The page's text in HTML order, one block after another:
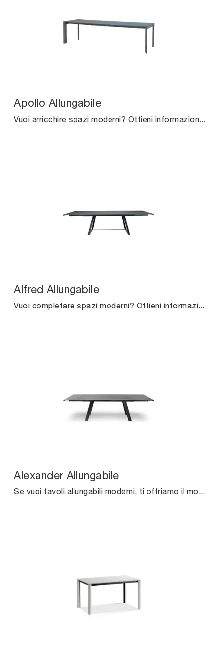
Apollo Allungabile
Vuoi arricchire spazi moderni? Ottieni informazioni sui tavoli moderni allungabili: il modello da cucina Apollo Allungabile ti attende.
Alfred Allungabile
Alexander Allungabile
Se vuoi tavoli allungabili moderni, ti offriamo il modello da pranzo in ceramica Alexander Allungabile della firma Midj.